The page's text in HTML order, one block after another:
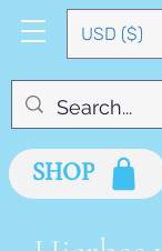
USD ($)
SHOP